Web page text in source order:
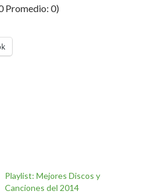
Promedio: 0)
Playlist: Mejores Discos y
Canciones del 2014